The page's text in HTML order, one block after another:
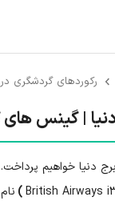
رکوردهای گردشگری
| گینس
دنیا خواهیم پرداخت.
British Airways
)